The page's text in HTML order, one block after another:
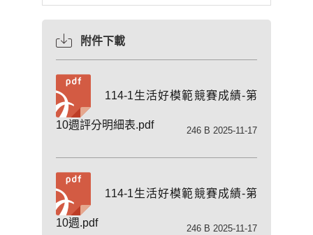
附件下載
114-1生活好模範競賽成績-第
10週評分明細表.pdf 246 B 2025-11-17
114-1生活好模範競賽成績-第
10週.pdf 246 B 2025-11-17